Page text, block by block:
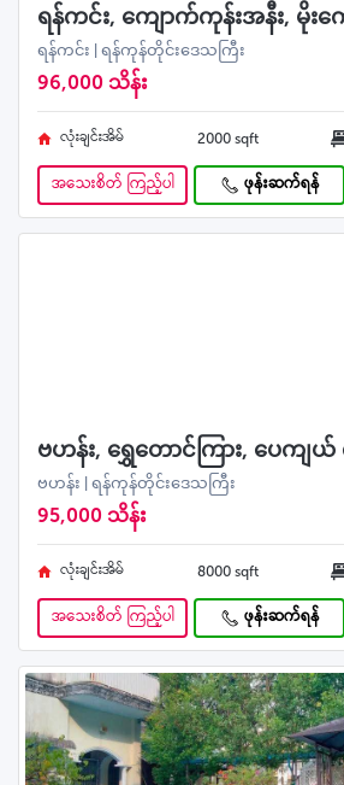
ရန်ကင်း | ရန်ကုန်တိုင်းဒေသကြီး
96,000 သိန်း
လုံးချင်းအိမ် 2000 sqft
အသေးစိတ် ကြည့်ပါ ဖုန်းဆက်ရန်
ဗဟန်း | ရန်ကုန်တိုင်းဒေသကြီး
95,000 သိန်း
လုံးချင်းအိမ် 8000 sqft
အသေးစိတ် ကြည့်ပါ ဖုန်းဆက်ရန်